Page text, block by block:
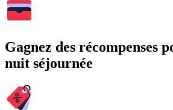
Gagnez des récompenses
nuit séjournée